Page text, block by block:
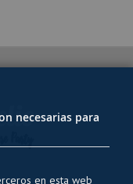
necesarias para
en esta web